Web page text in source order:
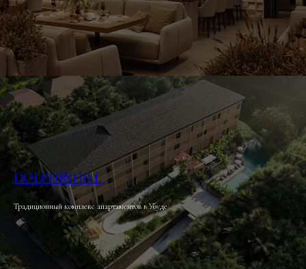
DOLPHINHILL
Традиционный комплекс апартаментов в Убуде